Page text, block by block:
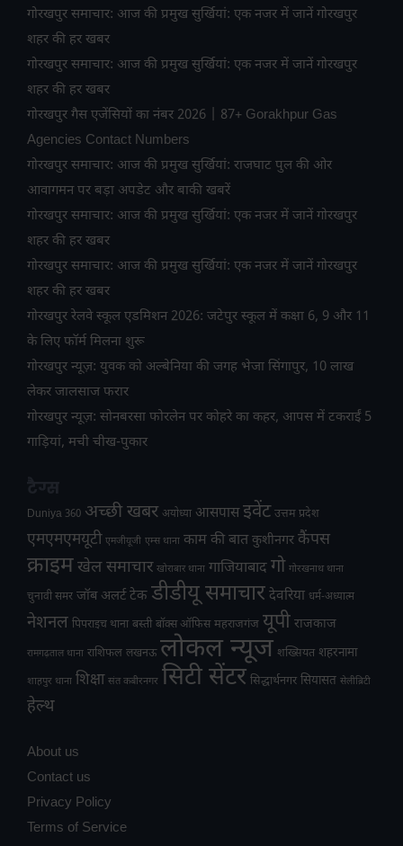
गोरखपुर समाचार: आज की प्रमुख सुर्खियां: एक नजर में जानें गोरखपुर
शहर की हर खबर
गोरखपुर समाचार: आज की प्रमुख सुर्खियां: एक नजर में जानें गोरखपुर
शहर की हर खबर
गोरखपुर गैस एजेंसियों का नंबर 2026 | 87+ Gorakhpur Gas
Agencies Contact Numbers
गोरखपुर समाचार: आज की प्रमुख सुर्खियां: राजघाट पुल की ओर
आवागमन पर बड़ा अपडेट और बाकी खबरें
गोरखपुर समाचार: आज की प्रमुख सुर्खियां: एक नजर में जानें गोरखपुर
शहर की हर खबर
गोरखपुर समाचार: आज की प्रमुख सुर्खियां: एक नजर में जानें गोरखपुर
शहर की हर खबर
गोरखपुर रेलवे स्कूल एडमिशन 2026: जटेपुर स्कूल में कक्षा 6, 9 और 11
के लिए फॉर्म मिलना शुरू
गोरखपुर न्यूज़: युवक को अल्बेनिया की जगह भेजा सिंगापुर, 10 लाख
लेकर जालसाज फरार
गोरखपुर न्यूज़: सोनबरसा फोरलेन पर कोहरे का कहर, आपस में टकराईं 5
गाड़ियां, मची चीख-पुकार
Duniya 360 अच्छी खबर अयोध्या आसपास इवेंट उत्तम प्रदेश
एमएमएमयूटी एमजीयूजी एम्स थाना काम की बात कुशीनगर कैंपस
क्राइमखेल समाचार खोराबार थाना गाजियाबादगो गोरखनाथ थाना
चुनावी समर जॉब अलर्ट टेक डीडीयू समाचार देवरिया धर्म-अध्यात्म
नेशनल पिपराइच थाना बस्ती बॉक्स ऑफिस महराजगंज यूपी राजकाज
रामगढ़ताल थाना राशिफल लखनऊ लोकल न्यूज शख्सियत शहरनामा
शाहपुर थाना शिक्षा संत कबीरनगर सिटी सेंटर सिद्धार्थनगर सियासत सेलीब्रिटी
हेल्थ
About us
Contact us
Privacy Policy
Terms of Service